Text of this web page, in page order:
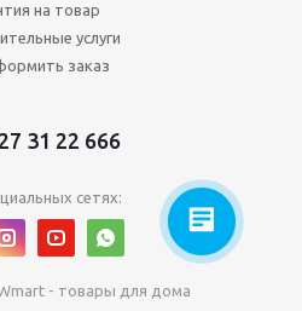
на товар
услуги
заказ
31 22 666
сетях:
- товары для дома